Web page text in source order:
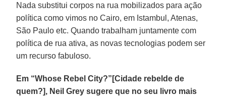
Nada substitui corpos na rua mobilizados para ação
política como vimos no Cairo, em Istambul, Atenas,
São Paulo etc. Quando trabalham juntamente com
política de rua ativa, as novas tecnologias podem ser
um recurso fabuloso.
Em “Whose Rebel City?”[Cidade rebelde de
quem?], Neil Grey sugere que no seu livro mais